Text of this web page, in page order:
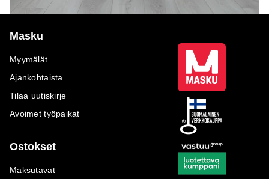
Masku
Myymälät
Ajankohtaista
Tilaa uutiskirje
Avoimet työpaikat
Ostokset
Maksutavat